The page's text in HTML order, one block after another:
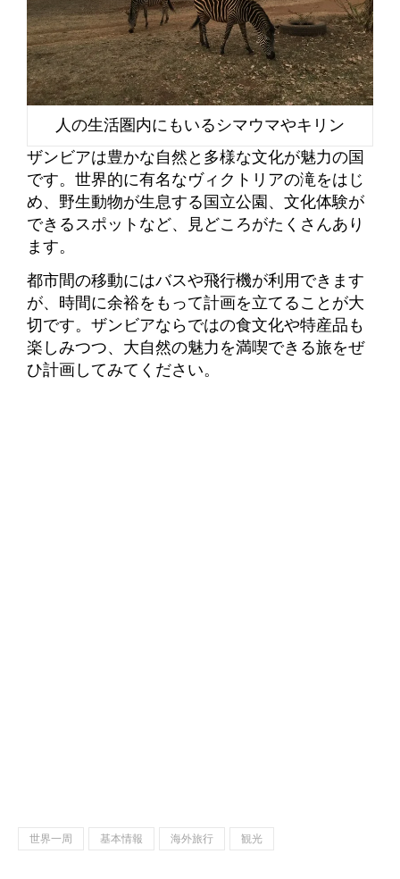
人の生活圏内にもいるシマウマやキリン
ザンビアは豊かな自然と多様な文化が魅力の国
です。世界的に有名なヴィクトリアの滝をはじ
め、野生動物が生息する国立公園、文化体験が
できるスポットなど、見どころがたくさんあり
ます。
都市間の移動にはバスや飛行機が利用できます
が、時間に余裕をもって計画を立てることが大
切です。ザンビアならではの食文化や特産品も
楽しみつつ、大自然の魅力を満喫できる旅をぜ
ひ計画してみてください。
世界一周 基本情報 海外旅行 観光